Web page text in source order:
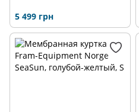
5 499 грн